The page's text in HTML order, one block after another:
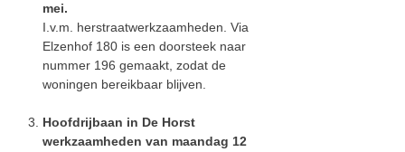
mei.
I.v.m. herstraatwerkzaamheden. Via
Elzenhof 180 is een doorsteek naar
nummer 196 gemaakt, zodat de
woningen bereikbaar blijven.
Hoofdrijbaan in De Horst
werkzaamheden van maandag 12